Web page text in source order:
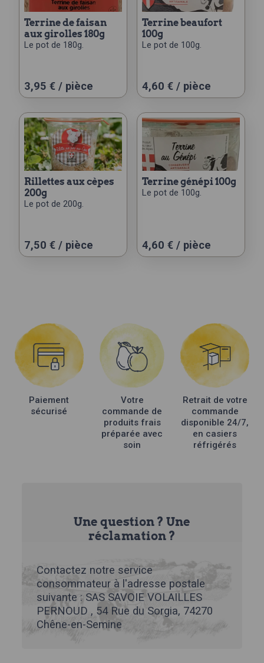
terrine de faisan
aux girolles 180g
Le pot de 180g.
3,95 € / pièce
terrine beaufort
100g
Le pot de 100g.
4,60 € / pièce
rillettes aux cèpes
200g
Le pot de 200g.
7,50 € / pièce
terrine génépi 100g
Le pot de 100g.
4,60 € / pièce
Paiement
sécurisé
Votre
commande de
produits frais
préparée avec
soin
Retrait de votre
commande
disponible 24/7,
en casiers
réfrigérés
Une question ? Une
réclamation ?
Contactez notre service
consommateur à l'adresse postale
suivante : SAS SAVOIE VOLAILLES
PERNOUD , 54 Rue du Sorgia, 74270
Chêne-en-Semine